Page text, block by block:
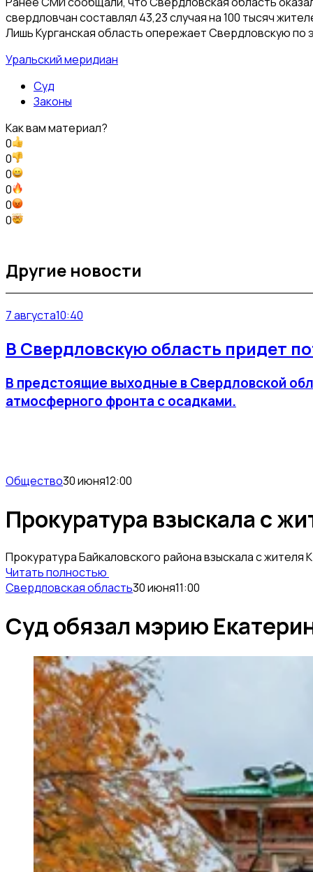
свердловчан составлял 43,23 случая на 100 тысяч
Лишь Курганская область опережает Свердловскую по
Уральский меридиан
Суд
Законы
Как вам материал?
0
0
0
0
0
0
Другие новости
7 августа10:40
В Свердловскую область придет
В предстоящие выходные в Свердловской
атмосферного фронта с осадками.
Общество30 июня12:00
Прокуратура взыскала с
Прокуратура Байкаловского района взыскала с
Читать полностью
Свердловская область30 июня11:00
Суд обязал мэрию